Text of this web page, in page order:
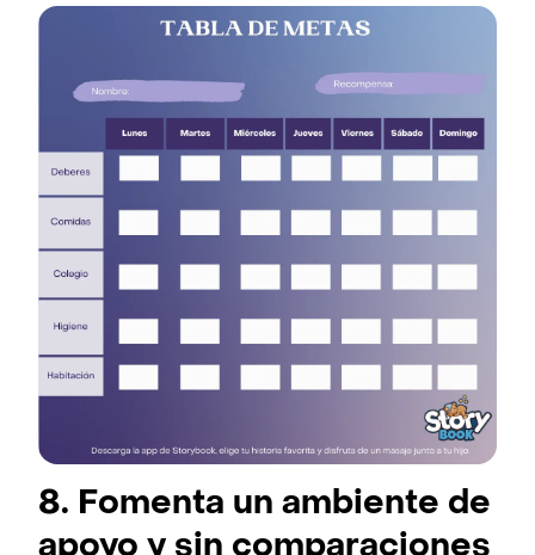
8. Fomenta un ambiente de
apoyo y sin comparaciones